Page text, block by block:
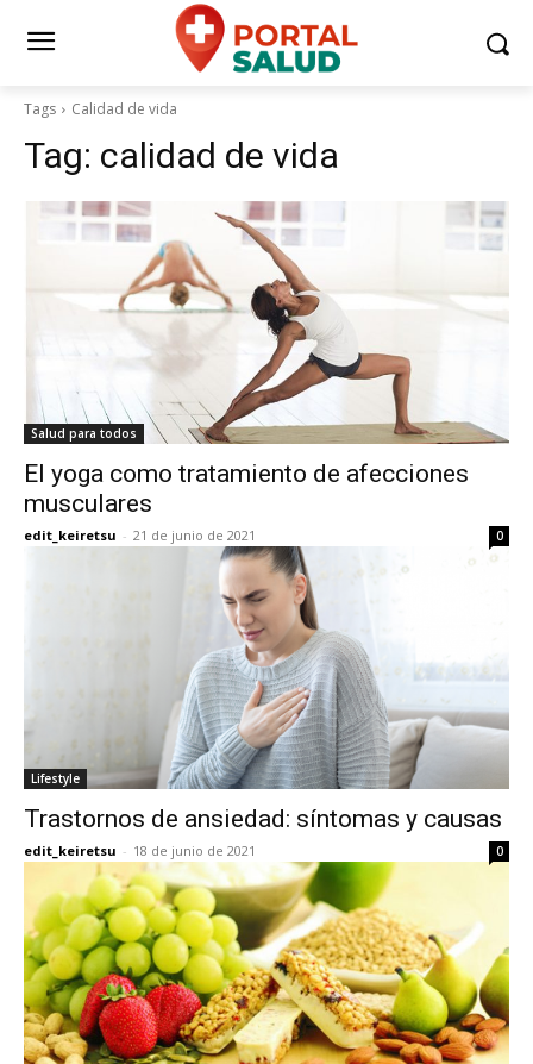
Tags Calidad de vida
Tag: calidad de vida
Salud para todos
El yoga como tratamiento de afecciones
musculares
edit_keiretsu - 21 de junio de 2021 0
Lifestyle
Trastornos de ansiedad: síntomas y causas
edit_keiretsu - 18 de junio de 2021 0